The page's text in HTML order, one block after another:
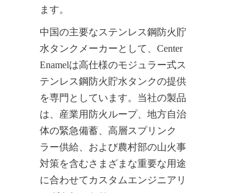
ます。
中国の主要なステンレス鋼防火貯
水タンクメーカーとして、Center
Enamelは高仕様のモジュラー式ス
テンレス鋼防火貯水タンクの提供
を専門としています。当社の製品
は、産業用防火ループ、地方自治
体の緊急備蓄、高層スプリンク
ラー供給、および農村部の山火事
対策を含むさまざまな重要な用途
に合わせてカスタムエンジニアリ